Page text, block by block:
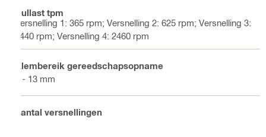
Nullast tpm
Versnelling 1: 365 rpm; Versnelling 2: 625 rpm; Versnelling 3:
1440 rpm; Versnelling 4: 2460 rpm
Klembereik gereedschapsopname
2 - 13 mm
Aantal versnellingen